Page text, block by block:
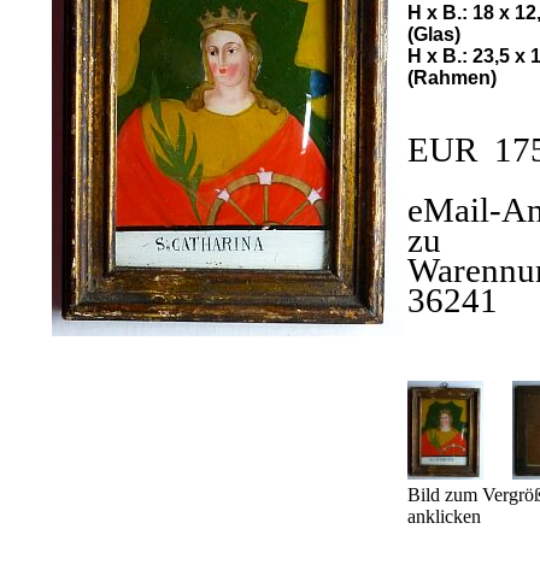
H x B.: 18 x
(Glas)
H x B.: 23,5 x
(Rahmen)
EUR
eMail-
zu
36241
Bild zum
anklicken